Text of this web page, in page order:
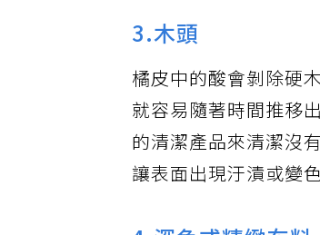
3.木頭
橘皮中的酸會剝除硬
就容易隨著時間推移
的清潔產品來清潔沒
讓表面出現汙漬或變